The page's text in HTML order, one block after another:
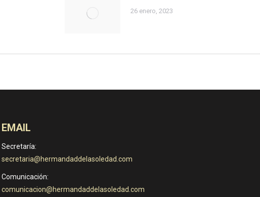
26 enero, 2023
EMAIL
Secretaría:
secretaria@hermandaddelasoledad.com
Comunicación:
comunicacion@hermandaddelasoledad.com